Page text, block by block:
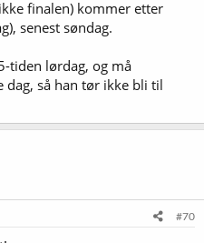
finalen) kommer etter
senest søndag.
tiden lørdag, og må
dag, så han tør ikke bli til
#70